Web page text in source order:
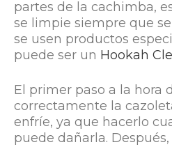
partes de la cachimba,
se limpie siempre que
se usen productos
puede ser un Hookah
El primer paso a la hora
correctamente la
enfríe, ya que hacerlo
puede dañarla.